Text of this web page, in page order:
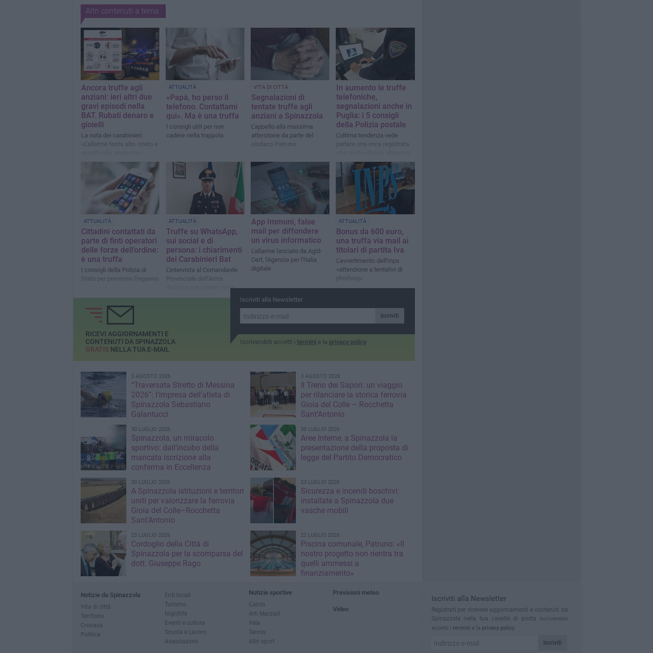
Altri contenuti a tema
Ancora truffe agli
anziani: ieri altri due
gravi episodi nella
BAT. Rubati denaro e
gioielli
La nota dei carabinieri:
«L'allarme testa alto. Invito e
ATTUALITÀ
«Papà, ho perso il
telefono. Contattami
qui». Ma è una truffa
I consigli utili per non
cadere nella trappola
VITA DI CITTÀ
Segnalazioni di
tentate truffe agli
anziani a Spinazzola
L'appello alla massima
attenzione da parte del
sindaco Patruno
In aumento le truffe
telefoniche,
segnalazioni anche in
Puglia: i 5 consigli
della Polizia postale
L'ultima tendenza vede
parlare una voce registrata
ricevuto il tuo curriculum»
ATTUALITÀ
Cittadini contattati da
parte di finti operatori
delle forze dell'ordine:
è una truffa
I consigli della Polizia di
Stato per prevenire l'inganno
ATTUALITÀ
Truffe su WhatsApp,
sui social e di
persona: i chiarimenti
dei Carabinieri Bat
L'intervista al Comandante
Provinciale dell’Arma
Galasso per capire come
comportarsi di fronte al
App Immuni, false
mail per diffondere
un virus informatico
L'allarme lanciato da Agid-
Cert, l'Agenzia per l'Italia
digitale
ATTUALITÀ
Bonus da 600 euro,
una truffa via mail ai
titolari di partita Iva
L'avvertimento dell'Inps
«attenzione a tentativi di
phishing»
Iscriviti alla Newsletter
Iscriviti
Iscrivendoti accetti i termini e la privacy policy
RICEVI AGGIORNAMENTI E
CONTENUTI DA SPINAZZOLA
GRATISNELLA TUA E-MAIL
5 AGOSTO 2026
“Traversata Stretto di Messina
2026”: l’impresa dell’atleta di
Spinazzola Sebastiano
Galantucci
3 AGOSTO 2026
Il Treno dei Sapori: un viaggio
per rilanciare la storica ferrovia
Gioia del Colle – Rocchetta
Sant’Antonio
30 LUGLIO 2026
Spinazzola, un miracolo
sportivo: dall’incubo della
mancata iscrizione alla
conferma in Eccellenza
30 LUGLIO 2026
Aree Interne, a Spinazzola la
presentazione della proposta di
legge del Partito Democratico
30 LUGLIO 2026
A Spinazzola istituzioni e territori
uniti per valorizzare la ferrovia
Gioia del Colle–Rocchetta
Sant'Antonio
23 LUGLIO 2026
Sicurezza e incendi boschivi:
installate a Spinazzola due
vasche mobili
23 LUGLIO 2026
Cordoglio della Città di
Spinazzola per la scomparsa del
dott. Giuseppe Rago
22 LUGLIO 2026
Piscina comunale, Patruno: «Il
nostro progetto non rientra tra
quelli ammessi a
finanziamento»
Notizie da Spinazzola
Vita di città
Territorio
Cronaca
Politica
Enti locali
Turismo
Nightlife
Eventi e cultura
Scuola e Lavoro
Associazioni
Notizie sportive
Calcio
Arti Marziali
Vela
Tennis
Altri sport
Previsioni meteo
Video
Iscriviti alla Newsletter
Registrati per ricevere aggiornamenti e contenuti da
Spinazzola nella tua casella di posta
Iscrivendoti
accetti i termini e la privacy policy
Iscriviti